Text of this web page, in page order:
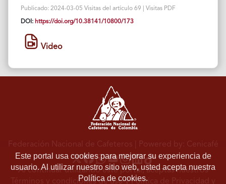
Publicado: 2024-03-05 Visitas del artículo 69 | Visitas PDF
DOI: https://doi.org/10.38141/10800/173
Video
Este portal usa cookies para mejorar su experiencia de
usuario. Al utilizar nuestro sitio web, usted acepta nuestra
Política de cookies.
Federación Nacional de Cafeteros | Powered by: Cenicafé
Al continuar utilizando este portal, aceptas nuestros
Términos y condiciones de usoyPolítica de Privacidad y